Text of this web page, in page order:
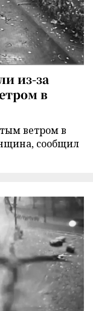
из-за
в
ветром в
сообщил